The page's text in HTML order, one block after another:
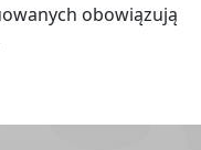
obowiązują